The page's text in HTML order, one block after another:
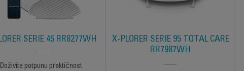
SERIE 45 RR8277WH
Doživite potpunu praktičnost
X-PLORER SERIE 95 TOTAL CARE
RR7987WH